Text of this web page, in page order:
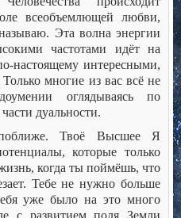
всеобъемлющей любви,
Эта волна энергии
частотами идёт на
настоящему интересными,
многие из вас всё не
оглядываясь по
дуальности.
Твоё Высшее Я
которые только
когда ты поймёшь, что
Тебе не нужно больше
уже было на это много